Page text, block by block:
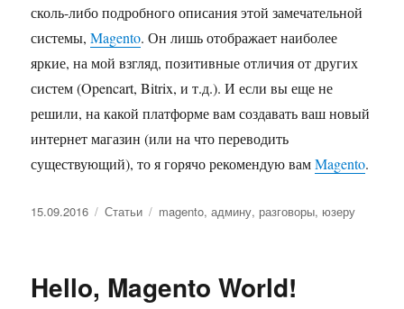
сколь-либо подробного описания этой замечательной
системы,Magento. Он лишь отображает наиболее
яркие, на мой взгляд, позитивные отличия от других
систем (Opencart, Bitrix, и т.д.). И если вы еще не
решили, на какой платформе вам создавать ваш новый
интернет магазин (или на что переводить
существующий), то я горячо рекомендую вамMagento.
Опубликовано
15.09.2016 Рубрики
Статьи Метки
magento,админу, разговоры, юзеру
Hello, Magento World!